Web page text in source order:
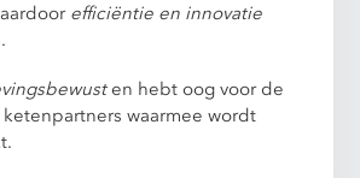
efficiëntie en innovatie
en hebt oog voor de
waarmee wordt